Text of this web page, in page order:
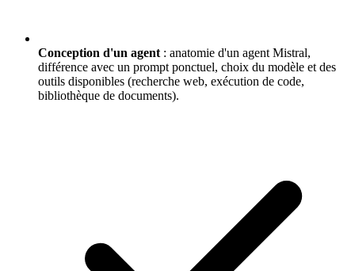
Conception d'un agent : anatomie d'un agent Mistral,
différence avec un prompt ponctuel, choix du modèle et des
outils disponibles (recherche web, exécution de code,
bibliothèque de documents).